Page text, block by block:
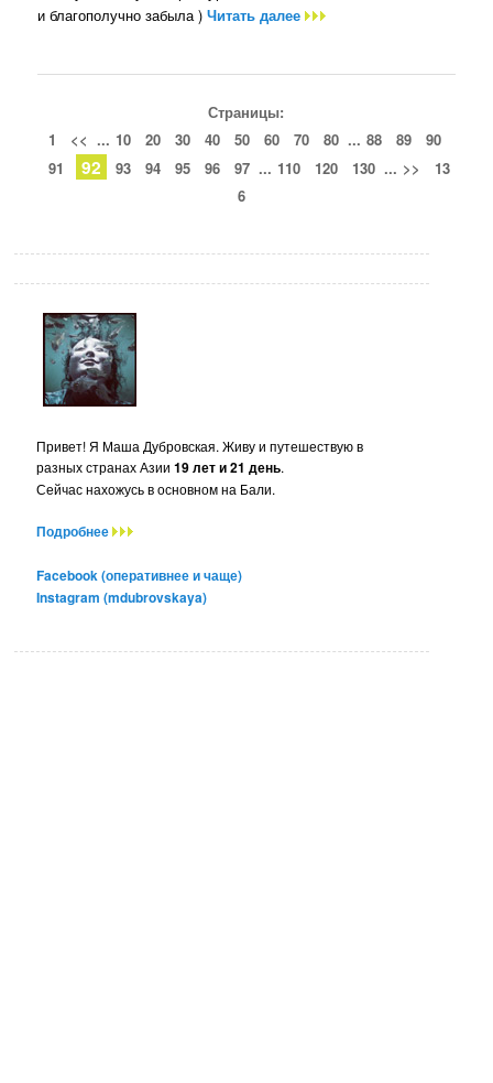
и благополучно забыла )Читать далее
Страницы:
1
<< ... 10 20 30 40 50 60 70 80 ... 88 89
90
91
92 93 94 95 96 97 ... 110 120 130 ... >>
13
6
Привет! Я Маша Дубровская. Живу и путешествую в
разных странах Азии19 лет и 21 день.
Сейчас нахожусь в основном на Бали.
Подробнее
Facebook (оперативнее и чаще)
Instagram (mdubrovskaya)